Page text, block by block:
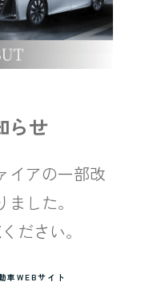
らせ
イアの一部改
した。
ださい。
車WEBサイト